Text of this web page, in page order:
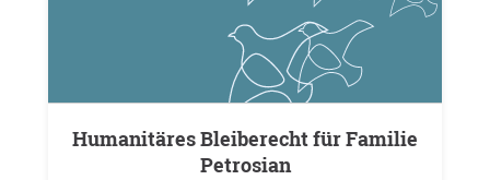
Humanitäres Bleiberecht für Familie
Petrosian